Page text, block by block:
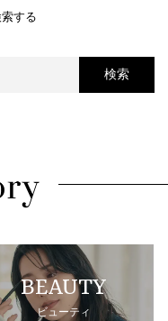
する
検索
BEAUTY
ビューティ